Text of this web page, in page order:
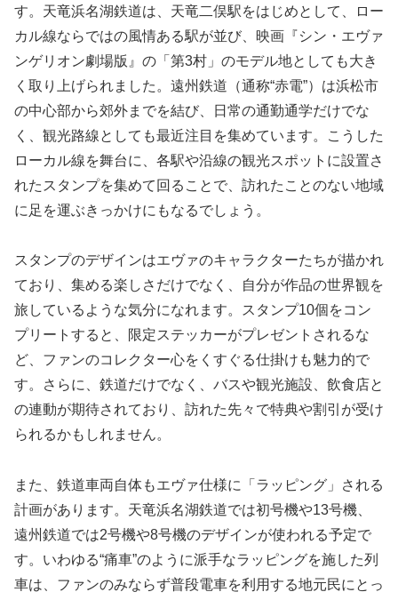
す。天竜浜名湖鉄道は、天竜二俣駅をはじめとして、ロー
カル線ならではの風情ある駅が並び、映画『シン・エヴァ
ンゲリオン劇場版』の「第3村」のモデル地としても大き
く取り上げられました。遠州鉄道（通称“赤電”）は浜松市
の中心部から郊外までを結び、日常の通勤通学だけでな
く、観光路線としても最近注目を集めています。こうした
ローカル線を舞台に、各駅や沿線の観光スポットに設置さ
れたスタンプを集めて回ることで、訪れたことのない地域
に足を運ぶきっかけにもなるでしょう。
スタンプのデザインはエヴァのキャラクターたちが描かれ
ており、集める楽しさだけでなく、自分が作品の世界観を
旅しているような気分になれます。スタンプ10個をコン
プリートすると、限定ステッカーがプレゼントされるな
ど、ファンのコレクター心をくすぐる仕掛けも魅力的で
す。さらに、鉄道だけでなく、バスや観光施設、飲食店と
の連動が期待されており、訪れた先々で特典や割引が受け
られるかもしれません。
また、鉄道車両自体もエヴァ仕様に「ラッピング」される
計画があります。天竜浜名湖鉄道では初号機や13号機、
遠州鉄道では2号機や8号機のデザインが使われる予定で
す。いわゆる“痛車”のように派手なラッピングを施した列
車は、ファンのみならず普段電車を利用する地元民にとっ